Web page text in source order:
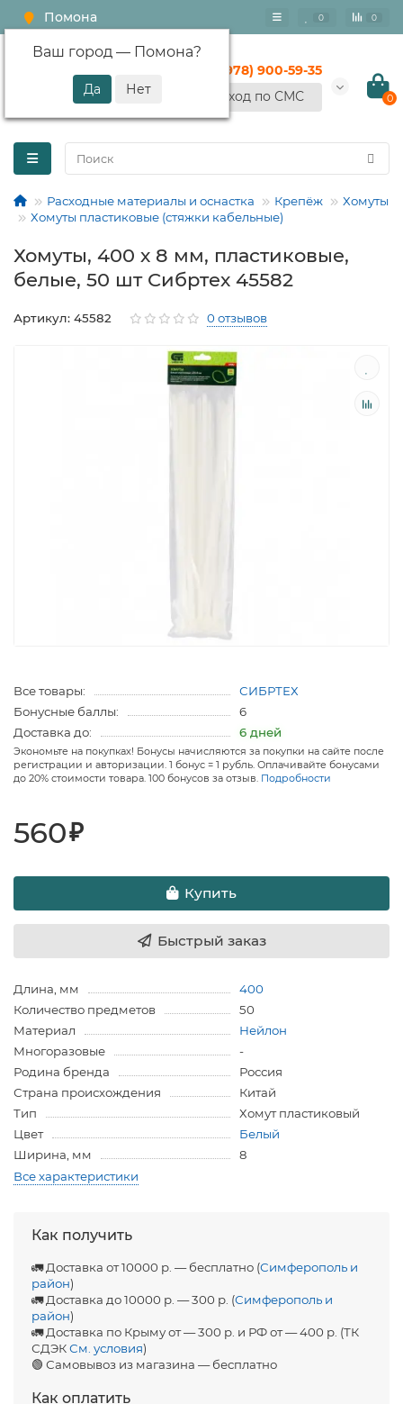
Помона
Ваш город — Помона?
0 0
+7 (978) 900-59-35
Вход по СМС
0
Расходные материалы и оснастка Крепёж
Хомуты
Хомуты пластиковые (стяжки кабельные)
Хомуты, 400 х 8 мм, пластиковые,
белые, 50 шт Сибртех 45582
Артикул: 45582 0 отзывов
Все товары:
СИБРТЕХ
Бонусные баллы:
6
Доставка до:
6 дней
Экономьте на покупках! Бонусы начисляются за покупки на сайте после
регистрации и авторизации. 1 бонус = 1 рубль. Оплачивайте бонусами
до 20% стоимости товара. 100 бонусов за отзыв. Подробности
560₽
Купить
Быстрый заказ
Длина, мм
400
Количество предметов
50
Материал
Нейлон
Многоразовые
-
Родина бренда
Россия
Страна происхождения
Китай
Тип
Хомут пластиковый
Цвет
Белый
Ширина, мм
8
Все характеристики
Как получить
🚛 Доставка от 10000 р. — бесплатно (Симферополь и
район)
🚛 Доставка до 10000 р. — 300 р. (Симферополь и
район)
🚛 Доставка по Крыму от — 300 р. и РФ от — 400 р. (ТК
СДЭКСм. условия)
🟢 Самовывоз из магазина — бесплатно
Как оплатить